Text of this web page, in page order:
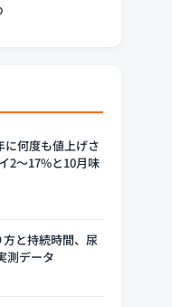
に何度も値上げさ
2〜17%と10月味
と持続時間、尿
測データ